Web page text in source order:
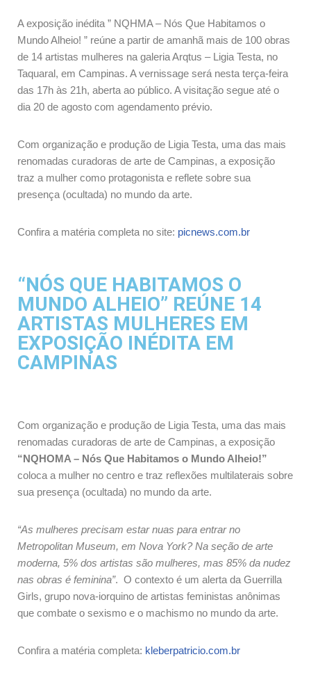
A exposição inédita ” NQHMA – Nós Que Habitamos o
Mundo Alheio! ” reúne a partir de amanhã mais de 100 obras
de 14 artistas mulheres na galeria Arqtus – Ligia Testa, no
Taquaral, em Campinas. A vernissage será nesta terça-feira
das 17h às 21h, aberta ao público. A visitação segue até o
dia 20 de agosto com agendamento prévio.
Com organização e produção de Ligia Testa, uma das mais
renomadas curadoras de arte de Campinas, a exposição
traz a mulher como protagonista e reflete sobre sua
presença (ocultada) no mundo da arte.
Confira a matéria completa no site: picnews.com.br
“NÓS QUE HABITAMOS O
MUNDO ALHEIO” REÚNE 14
ARTISTAS MULHERES EM
EXPOSIÇÃO INÉDITA EM
CAMPINAS
Com organização e produção de Ligia Testa, uma das mais
renomadas curadoras de arte de Campinas, a exposição
“NQHOMA – Nós Que Habitamos o Mundo Alheio!”
coloca a mulher no centro e traz reflexões multilaterais sobre
sua presença (ocultada) no mundo da arte.
“As mulheres precisam estar nuas para entrar no
Metropolitan Museum, em Nova York? Na seção de arte
moderna, 5% dos artistas são mulheres, mas 85% da nudez
nas obras é feminina”. O contexto é um alerta da Guerrilla
Girls, grupo nova-iorquino de artistas feministas anônimas
que combate o sexismo e o machismo no mundo da arte.
Confira a matéria completa: kleberpatricio.com.br